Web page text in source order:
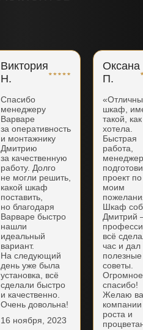
Виктория
Н.
Спасибо
менеджеру
Варваре
за оперативность
и монтажнику
Дмитрию
за качественную
работу. Долго
не могли решить,
какой шкаф
поставить,
но благодаря
Варваре быстро
нашли
идеальный
вариант.
На следующий
день уже была
установка, всё
сделали быстро
и качественно.
Очень довольна!
16 ноября, 2023
Оксана
П.
шкаф,
такой, как
хотела.
Быстрая
работа,
проект по
моим
Шкаф
Дмитрий
всё
час и дал
полезные
советы.
Огромное
спасибо!
Желаю
компании
роста и